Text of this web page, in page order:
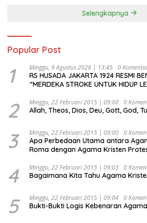
Selengkapnya
Popular Post
1 Minggu, 9 Agustus 2026 | 13:45 0
RS HUSADA JAKARTA 1924 RESMI
“MERDEKA STROKE UNTUK HIDUP
2 Minggu, 22 Februari 2015 | 09:00 0
Allah, Theos, Dios, Deu, Gott, God,
3 Minggu, 22 Februari 2015 | 09:00 0
Apa Perbedaan Utama antara
Roma dengan Agama Kristen
4 Minggu, 22 Februari 2015 | 09:03 0
Bagaimana Kita Tahu Agama
5 Minggu, 22 Februari 2015 | 09:04 0
Bukti-Bukti Logis Kebenaran